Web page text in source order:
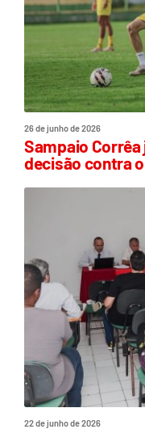
26 de junho de 2026
Sampaio Corrêa
decisão contra
22 de junho de 2026